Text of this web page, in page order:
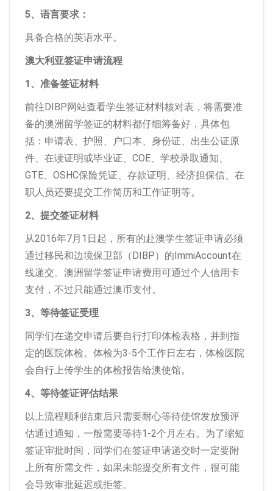
5、语言要求：
具备合格的英语水平。
澳大利亚签证申请流程
1、准备签证材料
前往DIBP网站查看学生签证材料核对表，将需要准
备的澳洲留学签证的材料都仔细筹备好，具体包
括：申请表、护照、户口本、身份证、出生公证原
件、在读证明或毕业证、COE、学校录取通知、
GTE、OSHC保险凭证、存款证明、经济担保信、在
职人员还要提交工作简历和工作证明等。
2、提交签证材料
从2016年7月1日起，所有的赴澳学生签证申请必须
通过移民和边境保卫部（DIBP）的ImmiAccount在
线递交。澳洲留学签证申请费用可通过个人信用卡
支付，不过只能通过澳币支付。
3、等待签证受理
同学们在递交申请后要自行打印体检表格，并到指
定的医院体检。体检为3-5个工作日左右，体检医院
会自行上传学生的体检报告给澳使馆。
4、等待签证评估结果
以上流程顺利结束后只需要耐心等待使馆发放预评
估通过通知，一般需要等待1-2个月左右。为了缩短
签证审批时间，同学们在签证申请递交时一定要附
上所有所需文件，如果未能提交所有文件，很可能
会导致审批延迟或拒签。